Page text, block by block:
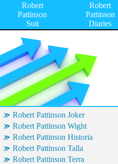
Robert
Pattinson
Suit
Robert
Pattinson
Diaries
Robert Pattinson Joker
Robert Pattinson Wight
Robert Pattinson Historia
Robert Pattinson Talla
Robert Pattinson Terra